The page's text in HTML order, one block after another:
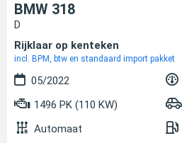
BMW 318
D
Rijklaar op kenteken
incl. BPM, btw en standaard import pakket
05/2022
1496 PK (110 KW)
Automaat